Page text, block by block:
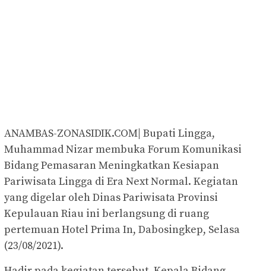
ANAMBAS-ZONASIDIK.COM| Bupati Lingga,
Muhammad Nizar membuka Forum Komunikasi
Bidang Pemasaran Meningkatkan Kesiapan
Pariwisata Lingga di Era Next Normal. Kegiatan
yang digelar oleh Dinas Pariwisata Provinsi
Kepulauan Riau ini berlangsung di ruang
pertemuan Hotel Prima In, Dabosingkep, Selasa
(23/08/2021).